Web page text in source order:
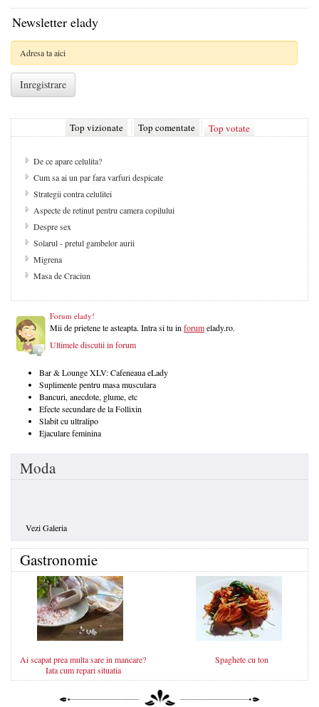
Newsletter elady
Top vizionate Top comentate Top votate
De ce apare celulita?
Cum sa ai un par fara varfuri despicate
Strategii contra celulitei
Aspecte de retinut pentru camera copilului
Despre sex
Solarul - pretul gambelor aurii
Migrena
Masa de Craciun
Forum elady!
Mii de prietene te asteapta. Intra si tu in forumelady.ro.
Ultimele discutii in forum
Bar & Lounge XLV: Cafeneaua eLady
Suplimente pentru masa musculara
Bancuri, anecdote, glume, etc
Efecte secundare de la Follixin
Slabit cu ultralipo
Ejaculare feminina
Moda
Vezi Galeria
Gastronomie
Ai scapat prea multa sare in mancare?
Iata cum repari situatia
Spaghete cu ton